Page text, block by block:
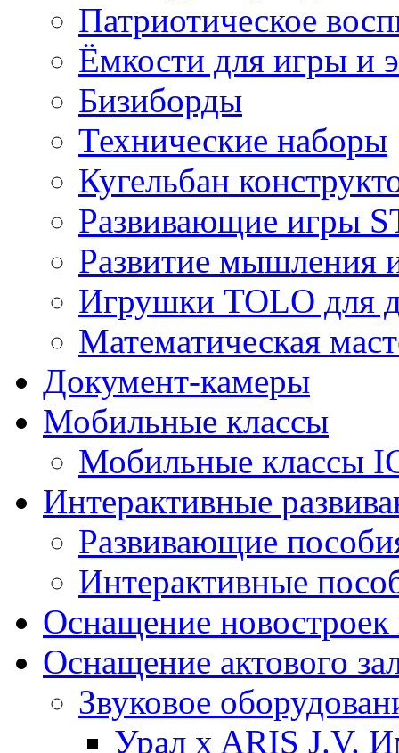
Патриотическое
Ёмкости для игры и
Бизиборды
Технические наборы
Кугельбан
Развивающие игры
Развитие мышления
Игрушки TOLO для
Математическая
Документ-камеры
Мобильные классы
Мобильные классы
Интерактивные
Развивающие
Интерактивные
Оснащение новостроек
Оснащение актового
Звуковое
Урал x ARIS J.V.